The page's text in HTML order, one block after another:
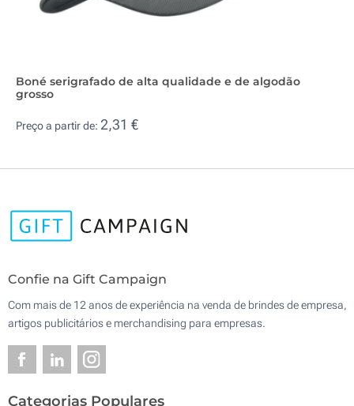
Boné serigrafado de alta qualidade e de algodão
grosso
Preço a partir de: 2,31 €
Confie na Gift Campaign
Com mais de 12 anos de experiência na venda de brindes de empresa,
artigos publicitários e merchandising para empresas.
Categorias Populares